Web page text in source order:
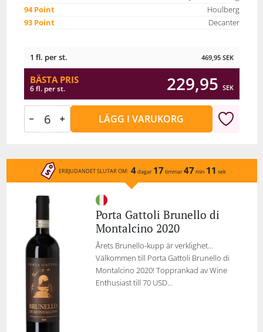
94 Point
Houlberg
93 Point
Decanter
1 fl. per st. 469,95 SEK
BÄSTA PRIS
6 fl. per st. 229,95 SEK
LÄGG I VARUKORG
ERBJUDANDET SLUTAR OM: 4dagar 17 timmar47 min 11 sek
Porta Gattoli Brunello di
Montalcino 2020
Årets Brunello-kupp är verklighet…
Välkommen till Porta Gattoli Brunello di
Montalcino 2020! Topprankad av Wine
Enthusiast till 70 USD...